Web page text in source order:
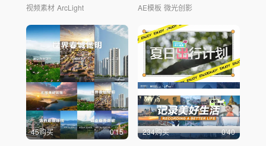
视频素材 ArcLight AE模板 微光创影
45购买 0'15 234购买 0'40